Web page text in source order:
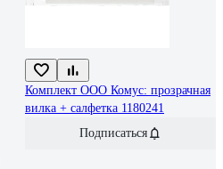
Комплект ООО Комус: прозрачная
вилка + салфетка 1180241
Подписаться